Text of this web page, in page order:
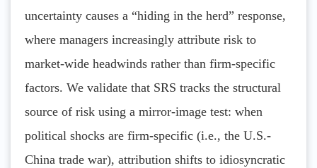
uncertainty causes a “hiding in the herd” response,
where managers increasingly attribute risk to
market-wide headwinds rather than firm-specific
factors. We validate that SRS tracks the structural
source of risk using a mirror-image test: when
political shocks are firm-specific (i.e., the U.S.-
China trade war), attribution shifts to idiosyncratic